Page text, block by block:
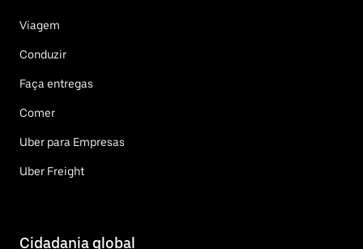
Viagem
Conduzir
Faça entregas
Comer
Uber para Empresas
Uber Freight
Cidadania global